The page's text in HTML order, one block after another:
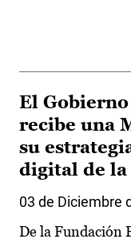
El
recibe una
su
digital de la
03 de Diciembre
De la Fundación